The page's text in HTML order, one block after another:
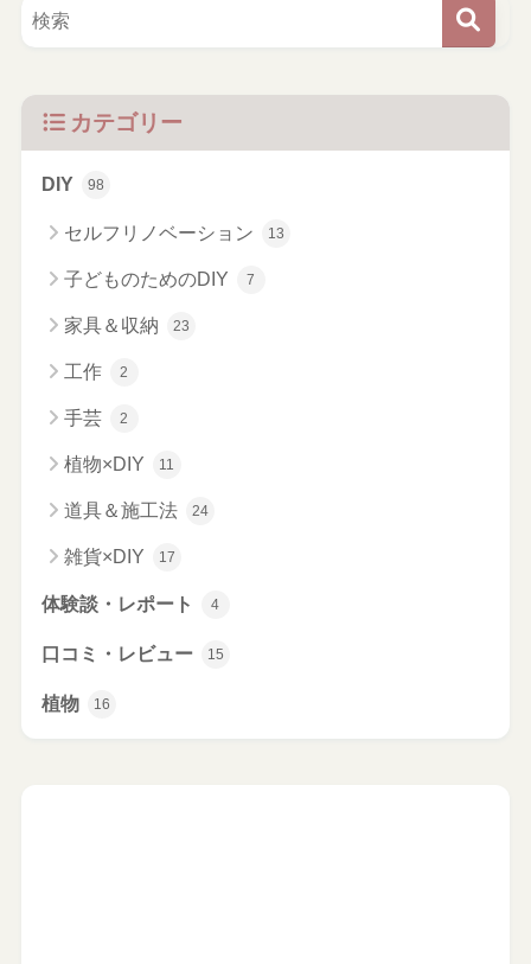
カテゴリー
DIY 98
セルフリノベーション 13
子どものためのDIY 7
家具＆収納 23
工作 2
手芸 2
植物×DIY 11
道具＆施工法 24
雑貨×DIY 17
体験談・レポート 4
口コミ・レビュー 15
植物 16